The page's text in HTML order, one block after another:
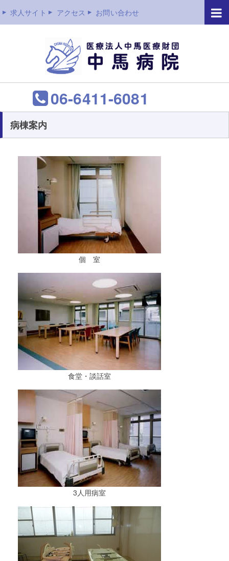
求人サイト アクセス お問い合わせ
06-6411-6081
病棟案内
個 室
食堂・談話室
3人用病室